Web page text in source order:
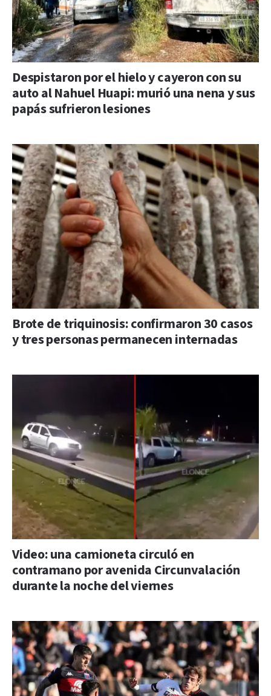
Despistaron por el hielo y cayeron con su
auto al Nahuel Huapi: murió una nena y sus
papás sufrieron lesiones
Brote de triquinosis: confirmaron 30 casos
y tres personas permanecen internadas
Video: una camioneta circuló en
contramano por avenida Circunvalación
durante la noche del viernes